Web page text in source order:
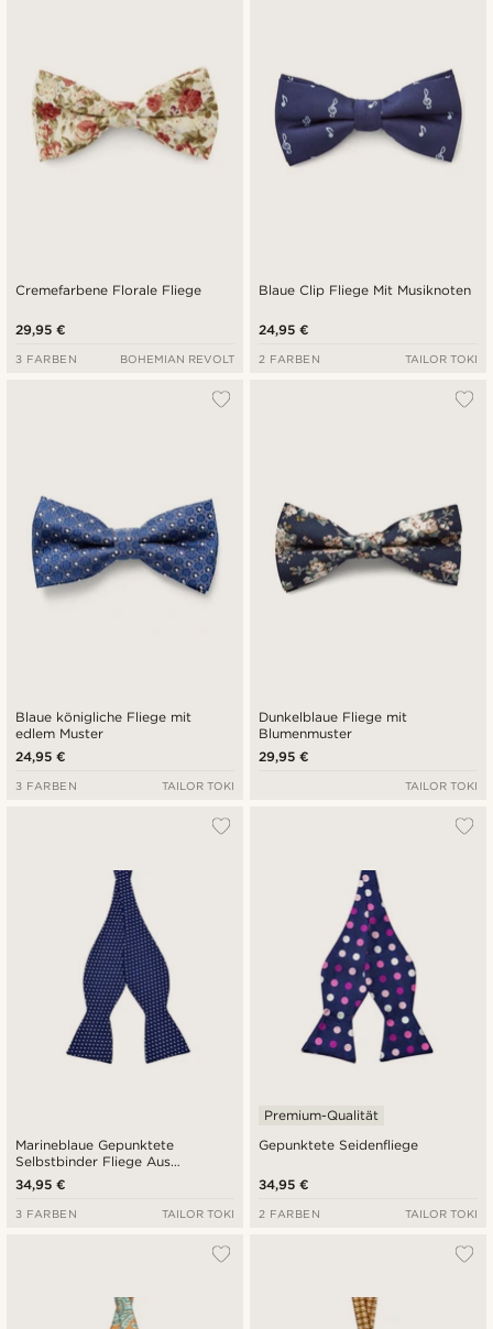
Cremefarbene Florale Fliege
29,95 €
3 FARBEN BOHEMIAN REVOLT
Blaue Clip Fliege Mit Musiknoten
24,95 €
2 FARBEN TAILOR TOKI
Blaue königliche Fliege mit
edlem Muster
24,95 €
3 FARBEN TAILOR TOKI
Dunkelblaue Fliege mit
Blumenmuster
29,95 €
TAILOR TOKI
Marineblaue Gepunktete
Selbstbinder Fliege Aus
Baumwolle
34,95 €
3 FARBEN TAILOR TOKI
Gepunktete Seidenfliege
Premium-Qualität
34,95 €
2 FARBEN TAILOR TOKI